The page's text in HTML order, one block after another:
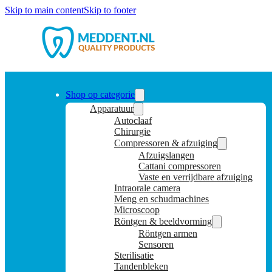
Skip to main contentSkip to footer
Shop op categorie
Apparatuur
Autoclaaf
Chirurgie
Compressoren & afzuiging
Afzuigslangen
Cattani compressoren
Vaste en verrijdbare afzuiging
Intraorale camera
Meng en schudmachines
Microscoop
Röntgen & beeldvorming
Röntgen armen
Sensoren
Sterilisatie
Tandenbleken